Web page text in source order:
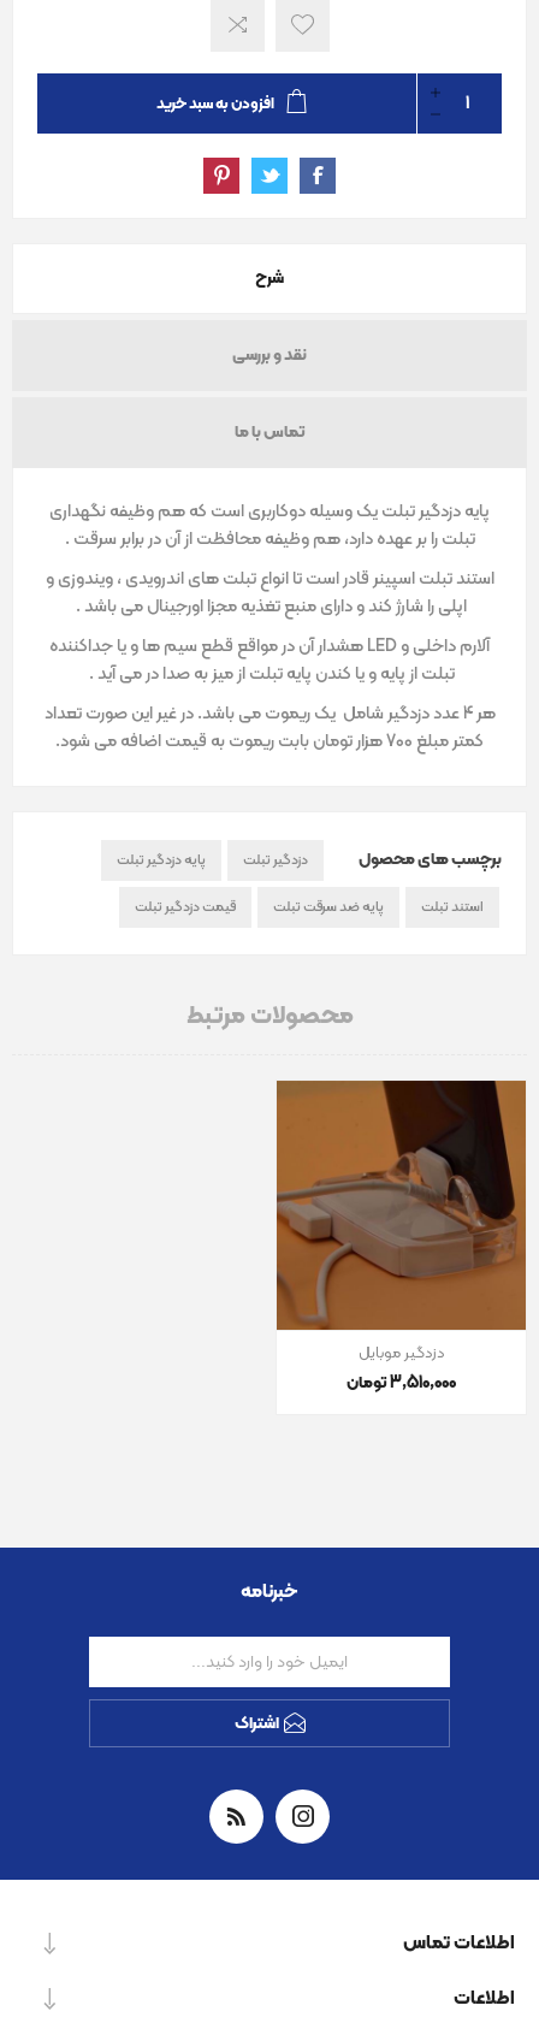
افزودن به سبد خرید
شرح
نقد و بررسی
تماس با ما
پایه دزدگیر تبلت یک وسیله دوکاربری است که هم وظیفه نگهداری
تبلت را بر عهده دارد، هم وظیفه محافظت از آن در برابر سرقت .
استند تبلت اسپینر قادر است تا انواع تبلت های اندرویدی ، ویندوزی و
اپلی را شارژ کند و دارای منبع تغذیه مجزا اورجینال می باشد .
آلارم داخلی و LED هشدار آن در مواقع قطع سیم ها و یا جداکننده
تبلت از پایه و یا کندن پایه تبلت از میز به صدا در می آید .
هر 4 عدد دزدگیر شامل یک ریموت می باشد. در غیر این صورت تعداد
کمتر مبلغ 700 هزار تومان بابت ریموت به قیمت اضافه می شود.
برچسب های محصول دزدگیر تبلت پایه دزدگیر تبلت
استند تبلت پایه ضد سرقت تبلت قیمت دزدگیر تبلت
محصولات مرتبط
دزدگیر موبایل
3٬510٬000 تومان
خبرنامه
اشتراک
اطلاعات تماس
اطلاعات